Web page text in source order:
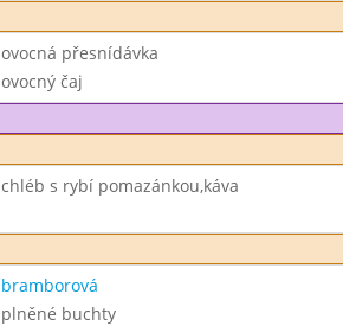
ovocná přesnídávka
ovocný čaj
chléb s rybí pomazánkou,káva
bramborová
plněné buchty